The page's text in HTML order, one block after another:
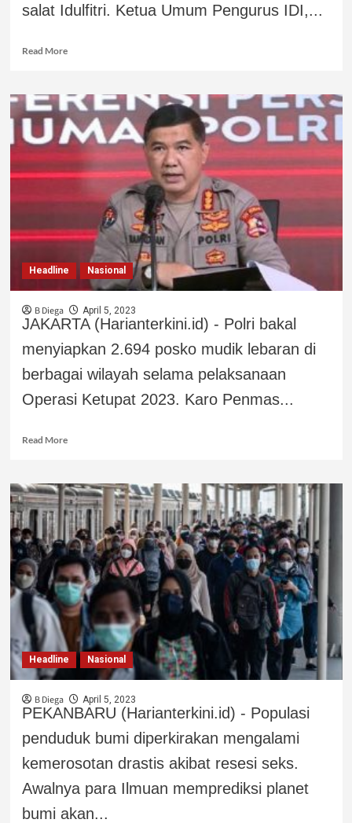
salat Idulfitri. Ketua Umum Pengurus IDI,...
Read More
Headline Nasional
B Diega April 5, 2023
JAKARTA (Harianterkini.id) - Polri bakal
menyiapkan 2.694 posko mudik lebaran di
berbagai wilayah selama pelaksanaan
Operasi Ketupat 2023. Karo Penmas...
Read More
Headline Nasional
B Diega April 5, 2023
PEKANBARU (Harianterkini.id) - Populasi
penduduk bumi diperkirakan mengalami
kemerosotan drastis akibat resesi seks.
Awalnya para Ilmuan memprediksi planet
bumi akan...